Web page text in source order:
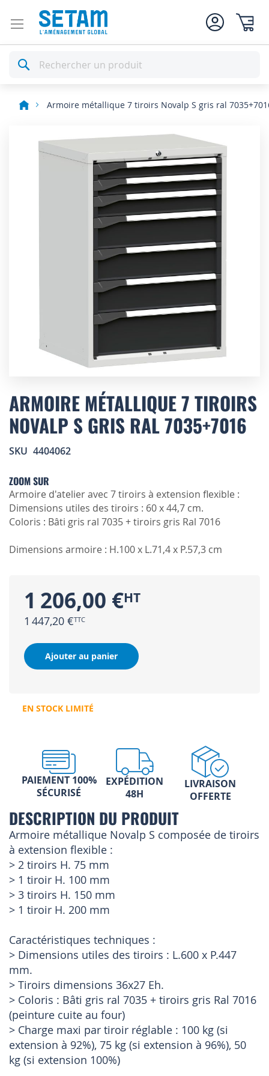
Rechercher
Armoire métallique 7 tiroirs Novalp S gris ral
to
the
beginning
of
images
ARMOIRE MÉTALLIQUE 7 TIROIRS
NOVALP S GRIS RAL 7035+7016
SKU 4404062
ZOOM SUR
Armoire d'atelier avec 7 tiroirs à extension flexible :
Dimensions utiles des tiroirs : 60 x 44,7 cm.
Coloris : Bâti gris ral 7035 + tiroirs gris Ral 7016
Dimensions armoire : H.100 x L.71,4 x P.57,3 cm
1 206,00 €
1 447,20 €
Ajouter au panier
EN STOCK LIMITÉ
PAIEMENT 100%
SÉCURISÉ
EXPÉDITION
48H
LIVRAISON
OFFERTE
DESCRIPTION DU PRODUIT
Armoire métallique Novalp S composée de tiroirs
à extension flexible :
> 2 tiroirs H. 75 mm
> 1 tiroir H. 100 mm
> 3 tiroirs H. 150 mm
> 1 tiroir H. 200 mm
Caractéristiques techniques :
> Dimensions utiles des tiroirs : L.600 x P.447
mm.
> Tiroirs dimensions 36x27 Eh.
> Coloris : Bâti gris ral 7035 + tiroirs gris Ral 7016
(peinture cuite au four)
> Charge maxi par tiroir réglable : 100 kg (si
extension à 92%), 75 kg (si extension à 96%), 50
kg (si extension 100%)